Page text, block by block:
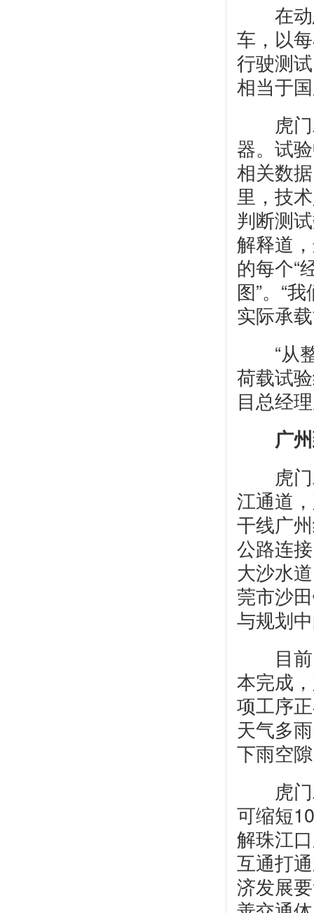
在动
车，以
行驶测
相当于
虎门
器。试
相关数
里，技
判断测
解释道
的每个“
图”。“
实际承
“从整
荷载试
目总经
广
虎门
江通道
干线广
公路连
大沙水
莞市沙
与规划
目前
本完成
项工序
天气多
下雨空
虎门
可缩短
解珠江
互通打
济发展